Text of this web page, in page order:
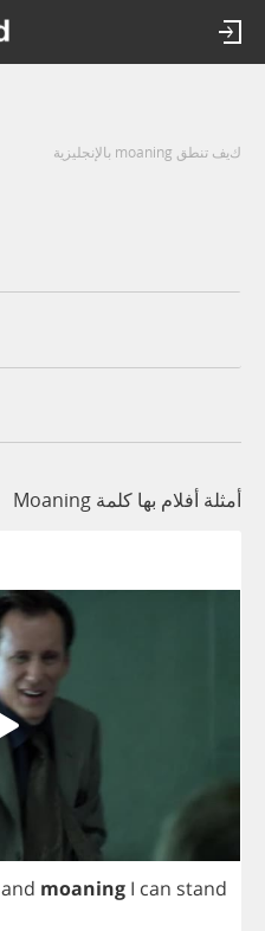
كيف تنطق moaning بالإنجليزية
أمثلة أفلام بها كلمة Moaning
and moaning I can stand